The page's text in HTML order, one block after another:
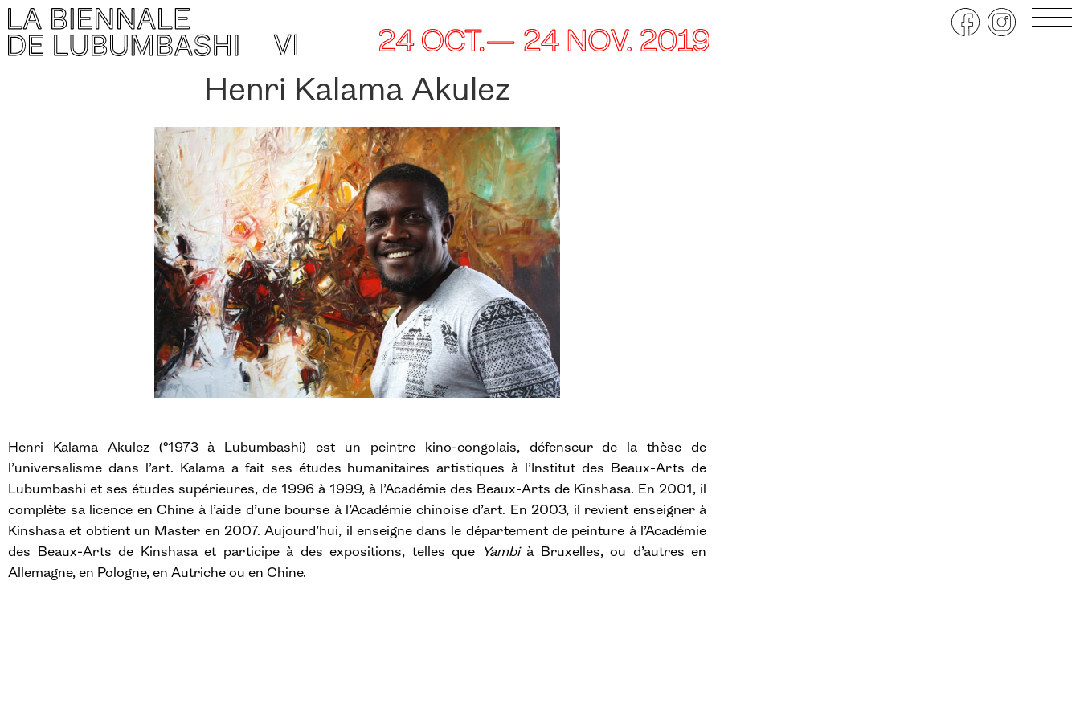
Henri Kalama Akulez
Henri Kalama Akulez (°1973 à Lubumbashi) est un peintre kino-congolais, défenseur de la thèse de
l’universalisme dans l’art. Kalama a fait ses études humanitaires artistiques à l’Institut des Beaux-Arts de
Lubumbashi et ses études supérieures, de 1996 à 1999, à l’Académie des Beaux-Arts de Kinshasa. En 2001, il
complète sa licence en Chine à l’aide d’une bourse à l’Académie chinoise d’art. En 2003, il revient enseigner à
Kinshasa et obtient un Master en 2007. Aujourd’hui, il enseigne dans le département de peinture à l’Académie
des Beaux-Arts de Kinshasa et participe à des expositions, telles que
Yambià Bruxelles, ou d’autres en
Allemagne, en Pologne, en Autriche ou en Chine.